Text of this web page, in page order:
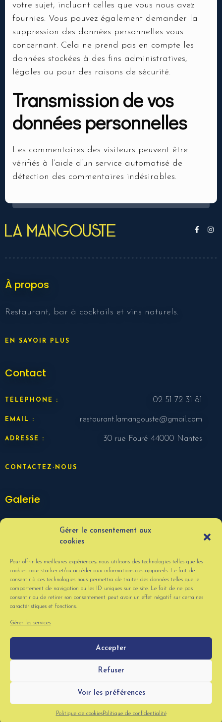
Gérer le consentement aux
cookies
Pour offrir les meilleures expériences, nous utilisons des technologies telles que les
cookies pour stocker et/ou accéder aux informations des appareils. Le fait de
consentir à ces technologies nous permettra de traiter des données telles que le
comportement de navigation ou les ID uniques sur ce site. Le fait de ne pas
consentir ou de retirer son consentement peut avoir un effet négatif sur certaines
caractéristiques et fonctions.
Gérer les services
Accepter
Refuser
Voir les préférences
Politique de cookiesPolitique de confidentialité
votre sujet, incluant celles que vous nous avez
fournies. Vous pouvez également demander la
suppression des données personnelles vous
concernant. Cela ne prend pas en compte les
données stockées à des fins administratives,
légales ou pour des raisons de sécurité.
Transmission de vos
données personnelles
Les commentaires des visiteurs peuvent être
vérifiés à l’aide d’un service automatisé de
détection des commentaires indésirables.
À propos
Restaurant, bar à cocktails et vins naturels.
EN SAVOIR PLUS
Contact
TÉLÉPHONE : 02 51 72 31 81
EMAIL : restaurant.lamangouste@gmail.com
ADRESSE : 30 rue Fouré 44000 Nantes
CONTACTEZ-NOUS
Galerie
VOIR PLUS
© La Mangouste . Tous droits réservés. Site réalisé par
Lucas